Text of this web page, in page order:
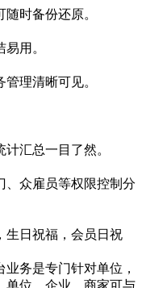
时备份还原。
用。
理清晰可见。
汇总一目了然。
、众雇员等权限控制分
生日祝福，会员日祝
务是专门针对单位，
单位，企业，商家可与